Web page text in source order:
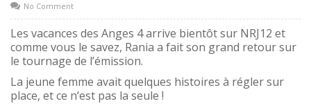
No Comment
Les vacances des Anges 4 arrive bientôt sur NRJ12 et
comme vous le savez, Rania a fait son grand retour sur
le tournage de l’émission.
La jeune femme avait quelques histoires à régler sur
place, et ce n’est pas la seule !